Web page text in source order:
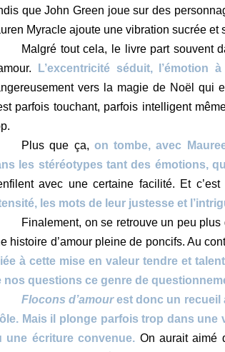
que John Green joue sur des
Myracle ajoute une vibration sucrée et
Malgré tout cela, le livre part souvent
L’excentricité séduit, l’émotion
vers la magie de Noël qui
parfois touchant, parfois intelligent
Plus que ça, on tombe, avec
les stéréotypes tant des émotions,
avec une certaine facilité. Et c’est
les mots de leur justesse et
Finalement, on se retrouve un peu
histoire d’amour pleine de poncifs. Au
à cette mise en valeur tendre et
nos questions ce genre de
Flocons d’amourest donc un recueil
Mais il plonge parfois trop dans
une écriture convenue. On aurait aimé